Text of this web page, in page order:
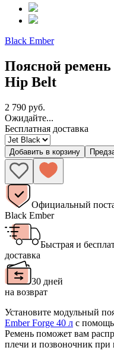
Black Ember
Поясной
Hip Belt
2 790 руб.
Ожидайте...
Бесплатная доставка
Добавить в корзину
Официальный
Black Ember
Быстрая и
доставка
30 дней
на возврат
Установите модульный
Ember Forge 40 л с
Ремень поможет вам
плечи и позвоночник